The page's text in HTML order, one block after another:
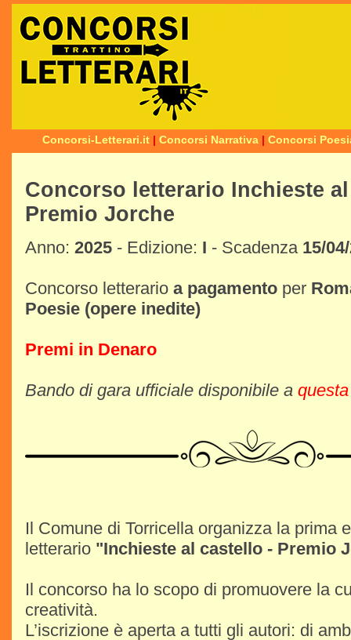
Concorsi-Letterari.it | Concorsi Narrativa | Concorsi
Concorso letterario Inchieste
Premio Jorche
Anno: 2025 - Edizione: I - Scadenza 15/
Concorso letterario a pagamento per
Poesie (opere inedite)
Premi in Denaro
Bando di gara ufficiale disponibile a
Il Comune di Torricella organizza la prima
letterario "Inchieste al castello - Premio
Il concorso ha lo scopo di promuovere la
creatività.
L’iscrizione è aperta a tutti gli autori: di